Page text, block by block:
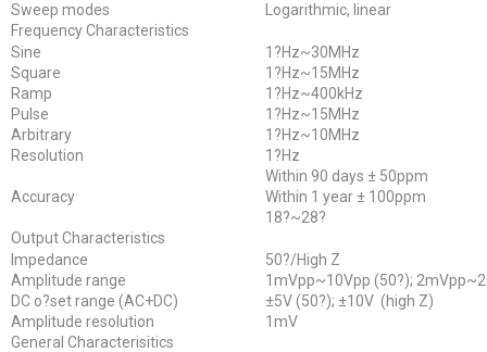
Sweep modes
Logarithmic, linear
Frequency Characteristics
Sine
1?Hz~30MHz
Square
1?Hz~15MHz
Ramp
1?Hz~400kHz
Pulse
1?Hz~15MHz
Arbitrary
1?Hz~10MHz
Resolution
1?Hz
Accuracy
Within 90 days ± 50ppm
Within 1 year ± 100ppm
18?~28?
Output Characteristics
Impedance
50?/High Z
Amplitude range
1mVpp~10Vpp (50?);
DC o?set range (AC+DC)
±5V (50?); ±10V (high Z)
Amplitude resolution
1mV
General Characterisitics